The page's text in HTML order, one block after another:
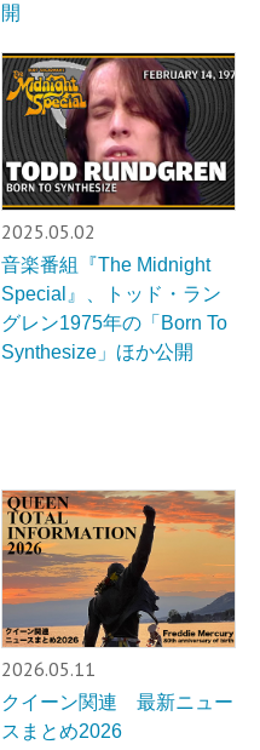
開
2025.05.02
音楽番組『The Midnight
Special』、トッド・ラン
グレン1975年の「Born To
Synthesize」ほか公開
2026.05.11
クイーン関連 最新ニュー
スまとめ2026